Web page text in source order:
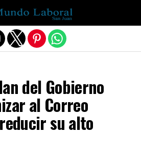
del Gobierno
al Correo
su alto
la versión móvil